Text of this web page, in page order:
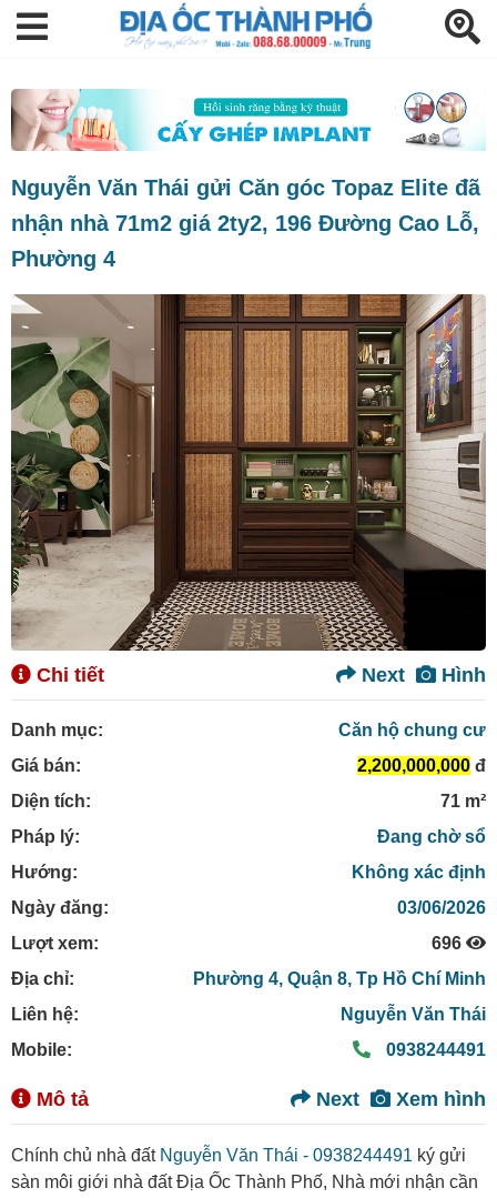
Nguyễn Văn Thái gửi Căn góc Topaz Elite đã
nhận nhà 71m2 giá 2ty2, 196 Đường Cao Lỗ,
Phường 4
Chi tiết Hình
Next
Danh mục:
Căn hộ chung cư
Giá bán:
2,200,000,000 đ
Diện tích:
71 m²
Pháp lý:
Đang chờ sổ
Hướng:
Không xác định
Ngày đăng:
03/06/2026
Lượt xem:
696
Địa chỉ:
Phường 4, Quận 8, Tp Hồ Chí Minh
Liên hệ:
Nguyễn Văn Thái
Mobile:
0938244491
Mô tả Xem hình
Next
Chính chủ nhà đất Nguyễn Văn Thái - 0938244491 ký gửi
sàn môi giới nhà đất Địa Ốc Thành Phố, Nhà mới nhận cần